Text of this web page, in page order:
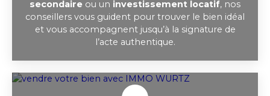
secondaire ou un investissement locatif, nos
conseillers vous guident pour trouver le bien idéal
et vous accompagnent jusqu’à la signature de
l’acte authentique.